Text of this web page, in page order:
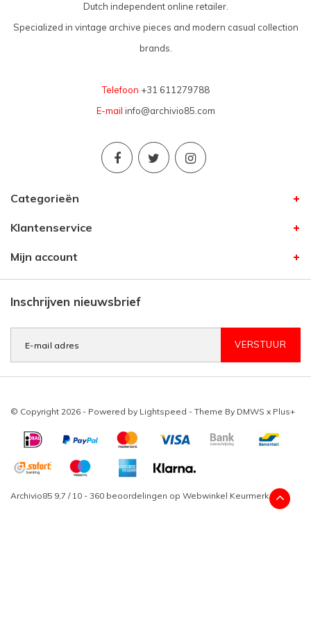
Dutch independent online retailer.
Specialized in vintage archive pieces and modern casual collection
brands.
Telefoon +31 611279788
E-mail info@archivio85.com
Categorieën
Klantenservice
Mijn account
Inschrijven nieuwsbrief
VERSTUUR
© Copyright 2026 - Powered by Lightspeed - Theme By DMWS x Plus+
Archivio85 9,7 / 10 - 360 beoordelingen op Webwinkel Keurmerk